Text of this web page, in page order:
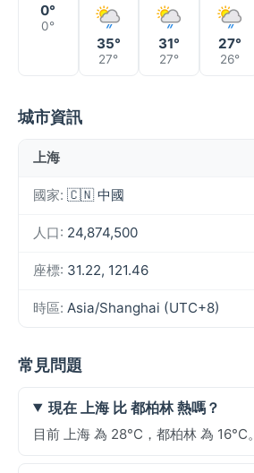
0°
0°
35°
27°
31°
27°
27°
26°
城市資訊
上海
國家: 🇨🇳 中國
人口: 24,874,500
座標: 31.22, 121.46
時區: Asia/Shanghai (UTC+8)
常見問題
現在 上海 比 都柏林 熱嗎？
目前 上海 為 28°C，都柏林 為 16°C。